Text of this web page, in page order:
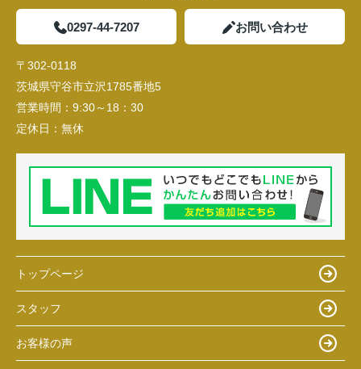
0297-44-7207 お問い合わせ
〒302-0118
茨城県守谷市立沢1785番地5
営業時間： 9:30～18：30
定休日： 無休
トップページ
スタッフ
お客様の声